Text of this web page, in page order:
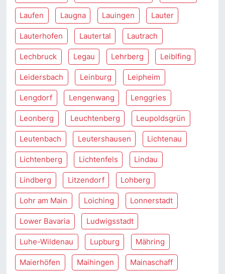
Laufen Laugna Lauingen Lauter
Lauterhofen Lautertal Lautrach
Lechbruck Legau Lehrberg Leiblfing
Leidersbach Leinburg Leipheim
Lengdorf Lengenwang Lenggries
Leonberg Leuchtenberg Leupoldsgrün
Leutenbach Leutershausen Lichtenau
Lichtenberg Lichtenfels Lindau
Lindberg Litzendorf Lohberg
Lohr am Main Loiching Lonnerstadt
Lower Bavaria Ludwigsstadt
Luhe-Wildenau Lupburg Mähring
Maierhöfen Maihingen Mainaschaff